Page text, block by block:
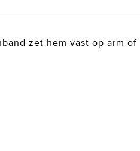
zet hem vast op arm